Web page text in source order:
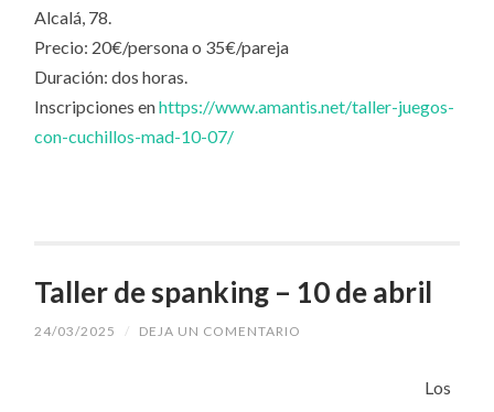
Alcalá, 78.
Precio: 20€/persona o 35€/pareja
Duración: dos horas.
Inscripciones enhttps://www.amantis.net/taller-juegos-
con-cuchillos-mad-10-07/
Taller de spanking – 10 de abril
24/03/2025 / DEJA UN COMENTARIO
Los